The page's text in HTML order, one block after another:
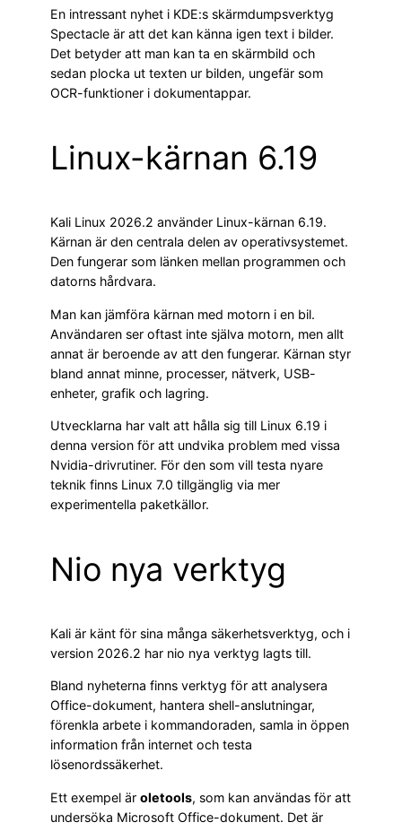
En intressant nyhet i KDE:s skärmdumpsverktyg
Spectacle är att det kan känna igen text i bilder.
Det betyder att man kan ta en skärmbild och
sedan plocka ut texten ur bilden, ungefär som
OCR-funktioner i dokumentappar.
Linux-kärnan 6.19
Kali Linux 2026.2 använder Linux-kärnan 6.19.
Kärnan är den centrala delen av operativsystemet.
Den fungerar som länken mellan programmen och
datorns hårdvara.
Man kan jämföra kärnan med motorn i en bil.
Användaren ser oftast inte själva motorn, men allt
annat är beroende av att den fungerar. Kärnan styr
bland annat minne, processer, nätverk, USB-
enheter, grafik och lagring.
Utvecklarna har valt att hålla sig till Linux 6.19 i
denna version för att undvika problem med vissa
Nvidia-drivrutiner. För den som vill testa nyare
teknik finns Linux 7.0 tillgänglig via mer
experimentella paketkällor.
Nio nya verktyg
Kali är känt för sina många säkerhetsverktyg, och i
version 2026.2 har nio nya verktyg lagts till.
Bland nyheterna finns verktyg för att analysera
Office-dokument, hantera shell-anslutningar,
förenkla arbete i kommandoraden, samla in öppen
information från internet och testa
lösenordssäkerhet.
Ett exempel är oletools, som kan användas för att
undersöka Microsoft Office-dokument. Det är